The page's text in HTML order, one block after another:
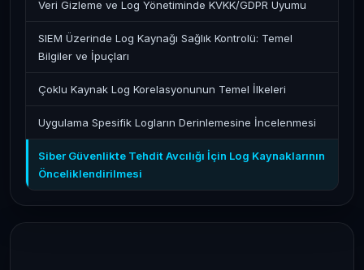
Veri Gizleme ve Log Yönetiminde KVKK/GDPR Uyumu
SIEM Üzerinde Log Kaynağı Sağlık Kontrolü: Temel
Bilgiler ve İpuçları
Çoklu Kaynak Log Korelasyonunun Temel İlkeleri
Uygulama Spesifik Logların Derinlemesine İncelenmesi
Siber Güvenlikte Tehdit Avcılığı İçin Log Kaynaklarının
Önceliklendirilmesi